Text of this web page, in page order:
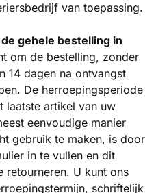
van toepassing.
gehele bestelling in
om de bestelling, zonder
14 dagen na ontvangst
De herroepingsperiode
laatste artikel van uw
eenvoudige manier
gebruik te maken, is door
in te vullen en dit
retourneren. U kunt ons
schriftelijk